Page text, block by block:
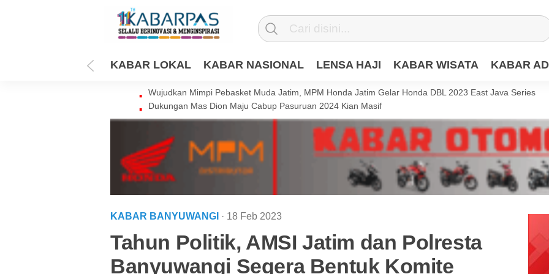
KABAR LOKAL KABAR NASIONAL LENSA HAJI KABAR WISATA KABAR
Wujudkan Mimpi Pebasket Muda Jatim, MPM Honda Jatim Gelar Honda DBL 2023 East Java Series
Dukungan Mas Dion Maju Cabup Pasuruan 2024 Kian Masif
KABAR BANYUWANGI · 18 Feb 2023
Tahun Politik, AMSI Jatim dan Polresta
Banyuwangi Segera Bentuk Komite